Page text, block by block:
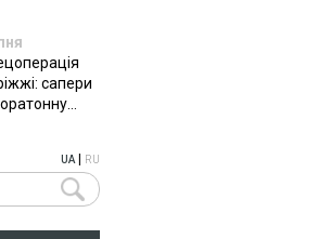
сапери
UA| RU